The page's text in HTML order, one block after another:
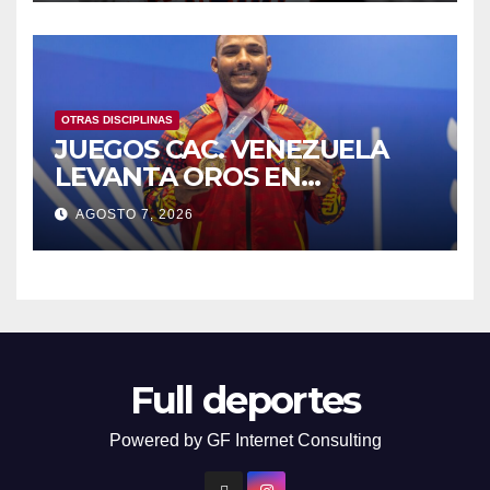
OTRAS DISCIPLINAS
JUEGOS CAC. VENEZUELA
LEVANTA OROS EN
HALTEROFILIA Y TIRO
AGOSTO 7, 2026
Full deportes
Powered by GF Internet Consulting